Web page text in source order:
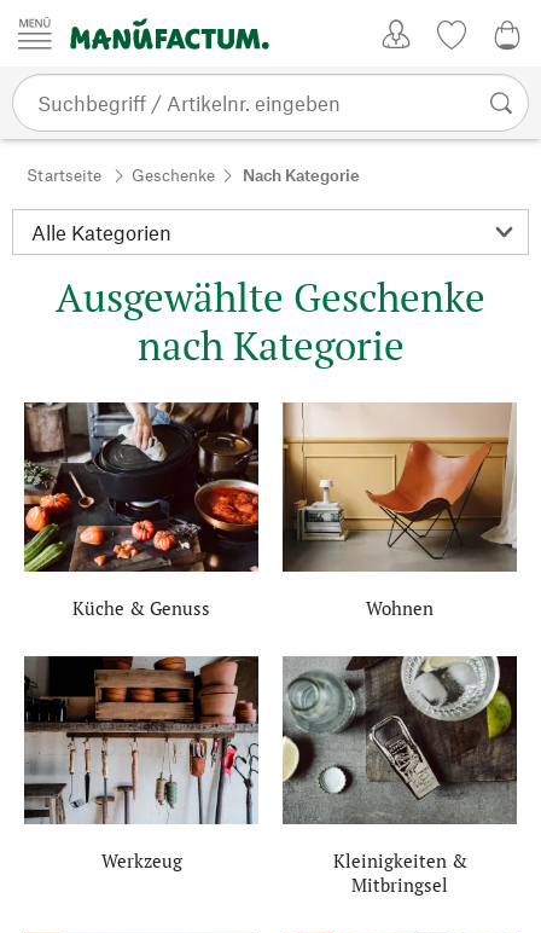
Zum Inhalt springen
Startseite Geschenke Nach Kategorie
Ausgewählte Geschenke
nach Kategorie
Küche & Genuss Wohnen
Werkzeug
Kleinigkeiten &
Mitbringsel